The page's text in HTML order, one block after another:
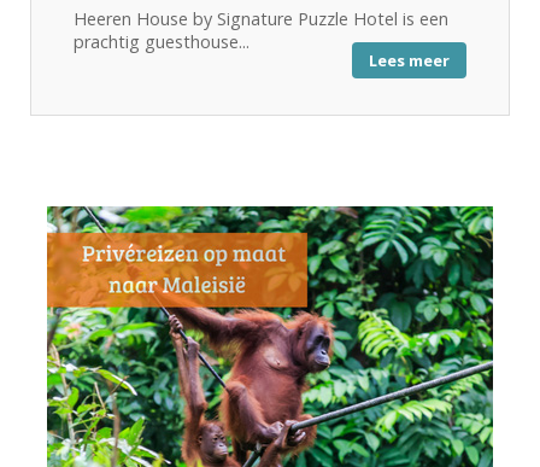
Heeren House by Signature Puzzle Hotel is een
prachtig guesthouse...
Lees meer